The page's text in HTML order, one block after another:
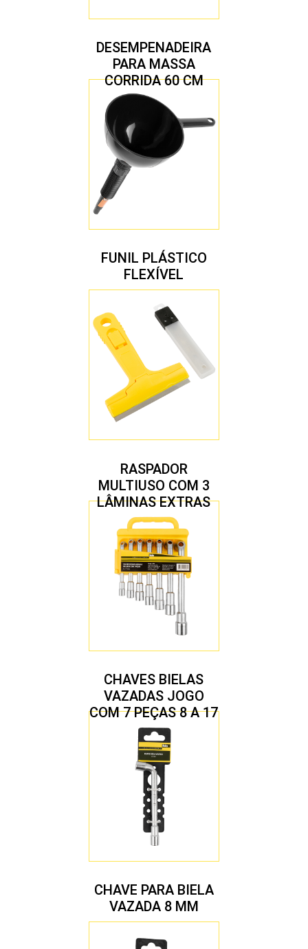
DESEMPENADEIRA
PARA MASSA
CORRIDA 60 CM
FUNIL PLÁSTICO
FLEXÍVEL
RASPADOR
MULTIUSO COM 3
LÂMINAS EXTRAS
CHAVES BIELAS
VAZADAS JOGO
COM 7 PEÇAS 8 A 17
MM
CHAVE PARA BIELA
VAZADA 8 MM